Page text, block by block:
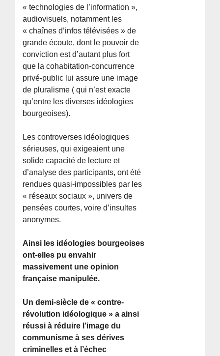
« technologies de l’information »,
audiovisuels, notamment les
« chaînes d’infos télévisées » de
grande écoute, dont le pouvoir de
conviction est d’autant plus fort
que la cohabitation-concurrence
privé-public lui assure une image
de pluralisme ( qui n’est exacte
qu’entre les diverses idéologies
bourgeoises).
Les controverses idéologiques
sérieuses, qui exigeaient une
solide capacité de lecture et
d’analyse des participants, ont été
rendues quasi-impossibles par les
« réseaux sociaux », univers de
pensées courtes, voire d’insultes
anonymes.
Ainsi les idéologies bourgeoises
ont-elles pu envahir
massivement une opinion
française manipulée.
Un demi-siècle de « contre-
révolution idéologique » a ainsi
réussi à réduire l’image du
communisme à ses dérives
criminelles et à l’échec